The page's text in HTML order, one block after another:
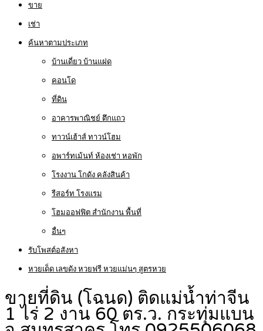
ขาย
เช่า
ค้นหาตามประเภท
บ้านเดี่ยว บ้านแฝด
คอนโด
ที่ดิน
อาคารพาณิชย์ ตึกแถว
ทาวน์เฮ้าส์ ทาวน์โฮม
อพาร์ทเม้นท์ ห้องเช่า หอพัก
โรงงาน โกดัง คลังสินค้า
รีสอร์ท โรงแรม
โฮมออฟฟิต สำนักงาน พื้นที่
อื่นๆ
รับโพสต์อสังหา
หวยเด็ด เลขดัง หวยฟรี หวยแม่นๆ สูตรหวย
ขายที่ดิน (โฉนด) ติดแม่น้ำท่าจีน
1 ไร่ 2 งาน 60 ตร.ว. กระทุ่มแบน